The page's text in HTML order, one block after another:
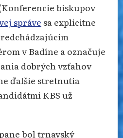
biskupov
správesa explicitne
v Badíne a označuje
dobrých vzťahov
ďalšie stretnutia
KBS už
bol trnavský